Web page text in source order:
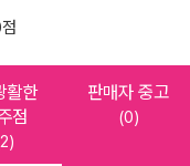
활한
점
판매자 중고
(0)